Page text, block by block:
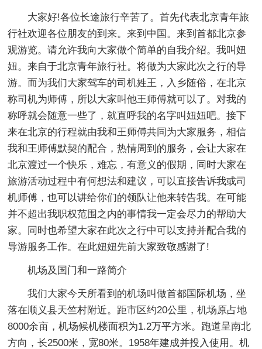
大家好!各位长途旅行辛苦了。首先代表北京青年旅
行社欢迎各位朋友的到来。来到中国。来到首都北京参
观游览。请允许我向大家做个简单的自我介绍。我叫妞
妞。来自于北京青年旅行社。将做为大家此次之行的导
游。而为我们大家驾车的司机姓王，入乡随俗，在北京
称司机为师傅，所以大家叫他王师傅就可以了。对我的
称呼就会随意一些了，就直呼我的名字叫妞妞吧。接下
来在北京的行程就由我和王师傅共同为大家服务，相信
我和王师傅默契的配合，热情周到的服务，会让大家在
北京渡过一个快乐，难忘，有意义的假期，同时大家在
旅游活动过程中有何想法和建议，可以直接告诉我或司
机师傅，也可以讲给你们的领队让他来转告我。在可能
并不超出我职权范围之内的事情我一定会尽力的帮助大
家。同时也希望大家在此次之行中可以支持并配合我的
导游服务工作。在此妞妞先前大家致敬感谢了!
机场及国门和一路简介
我们大家今天所看到的机场叫做首都国际机场，坐
落在顺义县天竺村附近。距市区约20公里，机场原占地
8000余亩，机场候机楼面积为1.2万平方米。跑道呈南北
方向，长2500米，宽80米。1958年建成并投入使用。机